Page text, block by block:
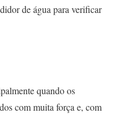
de água para verificar
quando os
com muita força e, com